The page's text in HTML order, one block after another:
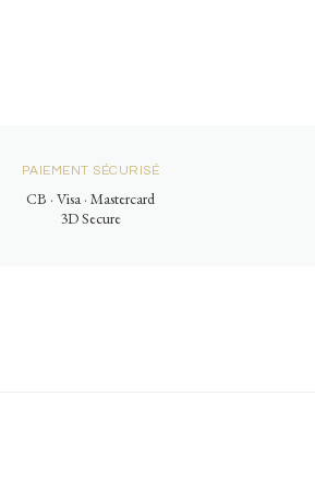
PAIEMENT SÉCURISÉ
CB · Visa · Mastercard
3D Secure